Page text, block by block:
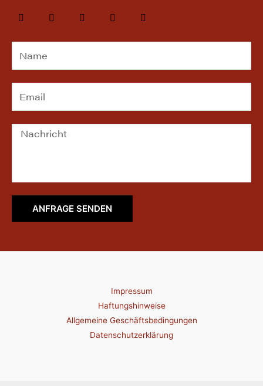
ANFRAGE SENDEN
Impressum
Haftungshinweise
Allgemeine Geschäftsbedingungen
Datenschutzerklärung